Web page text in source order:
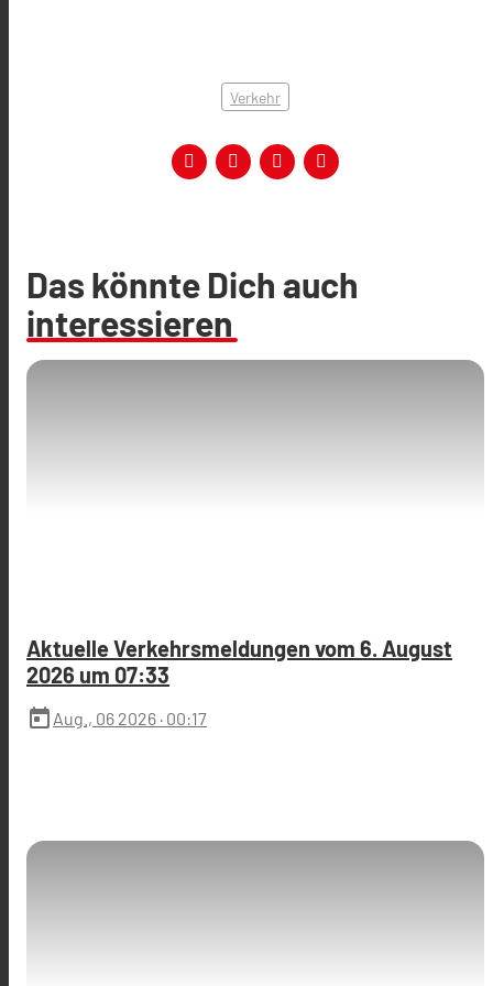
Verkehr
Das könnte Dich auch
interessieren
Aktuelle Verkehrsmeldungen vom 6. August
2026 um 07:33
today Aug., 06 2026 · 00:17